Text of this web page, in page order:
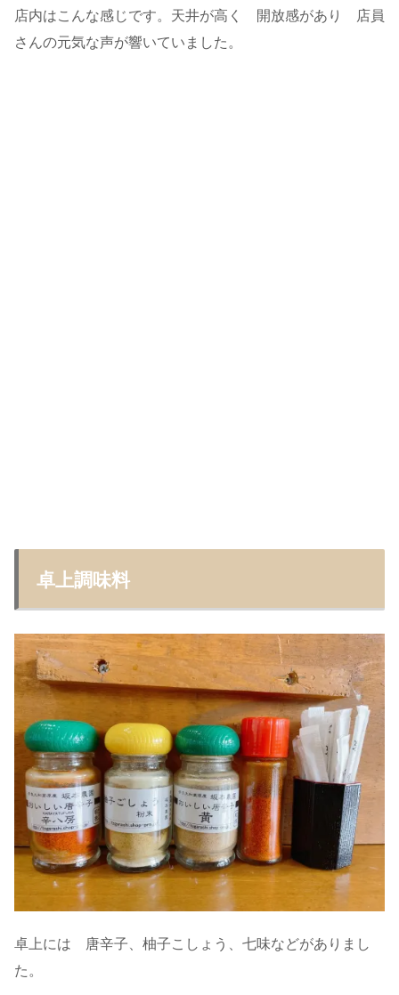
店内はこんな感じです。天井が高く 開放感があり 店員
さんの元気な声が響いていました。
卓上調味料
卓上には 唐辛子、柚子こしょう、七味などがありまし
た。